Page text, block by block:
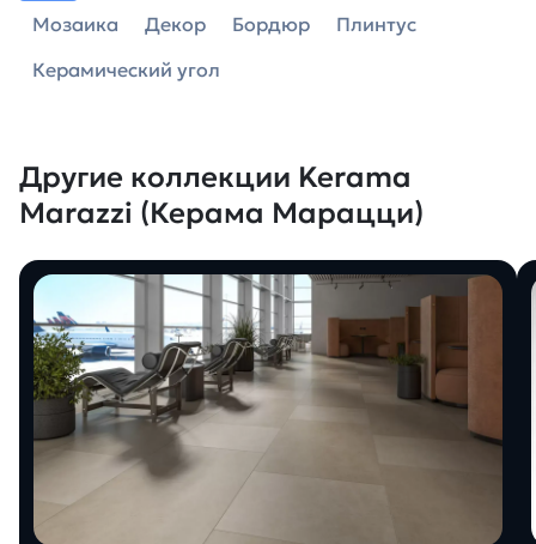
Мозаика
Декор Бордюр
Плинтус
Керамический угол
Другие коллекции Kerama
Marazzi (Керама Марацци)